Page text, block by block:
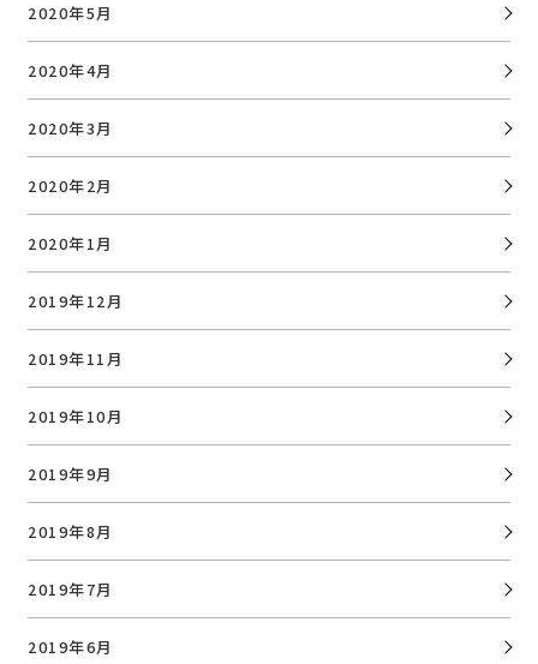
2020年5月
2020年4月
2020年3月
2020年2月
2020年1月
2019年12月
2019年11月
2019年10月
2019年9月
2019年8月
2019年7月
2019年6月